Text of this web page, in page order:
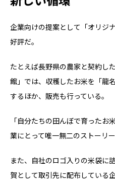
企業向けの提案として「オリジ
好評だ。
たとえば長野県の農家と契約し
館」では、収穫したお米を「龍
するほか、販売も行っている。
「自分たちの田んぼで育った
業にとって唯一無二のストーリー
また、自社のロゴ入りの米袋に
賀として取引先に配布している